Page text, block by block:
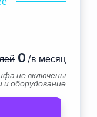
0 /в месяц
не включены
и оборудование